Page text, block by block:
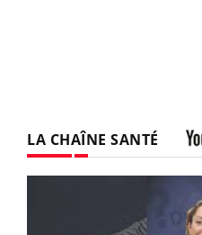
LA CHAÎNE SANTÉ